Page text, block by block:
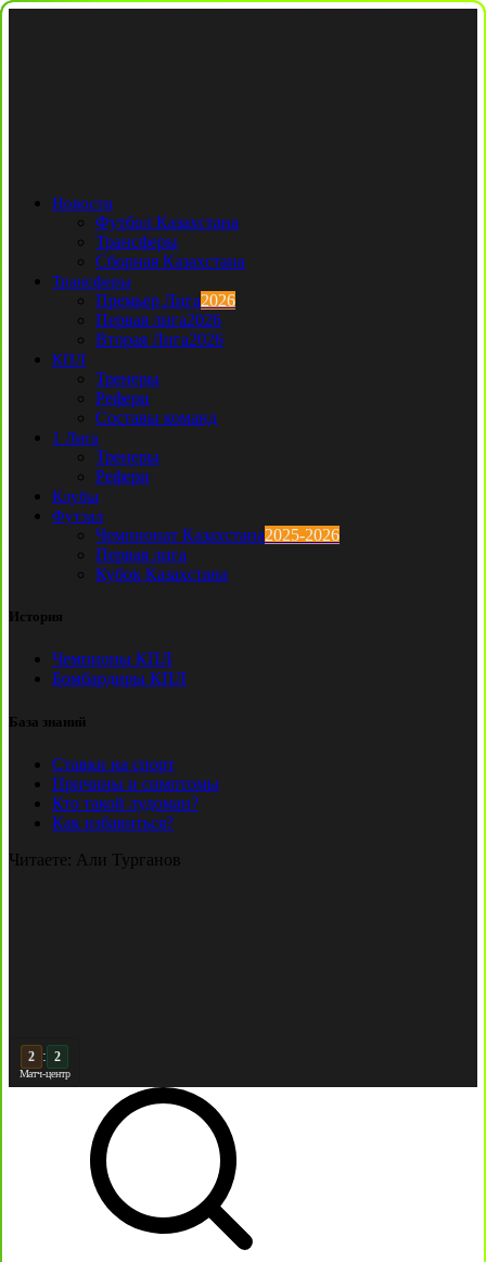
Новости
Футбол Казахстана
Трансферы
Сборная Казахстана
Трансферы
Премьер Лига2026
Первая лига2026
Вторая Лига2026
КПЛ
Тренеры
Рефери
Составы команд
1 Лига
Тренеры
Рефери
Клубы
Футзал
Чемпионат Казахстана2025-2026
Первая лига
Кубок Казахстана
История
Чемпионы КПЛ
Бомбардиры КПЛ
База знаний
Ставки на спорт
Причины и симптомы
Кто такой лудоман?
Как избавиться?
Читаете: Али Турганов
3 : 2
Матч-центр